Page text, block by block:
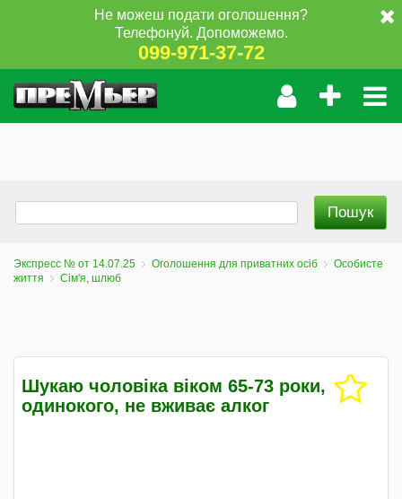
Не можеш подати оголошення?
Телефонуй. Допоможемо.
099-971-37-72
Экспресс № от 14.07.25 Оголошення для приватних осіб
Особисте
життя
Сім'я, шлюб
Шукаю чоловіка віком 65-73 роки,
одинокого, не вживає алког